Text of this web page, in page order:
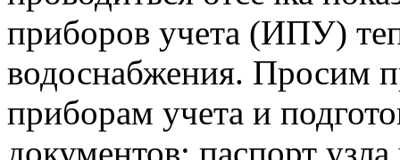
приборов учета (ИПУ)
водоснабжения. Просим
приборам учета и